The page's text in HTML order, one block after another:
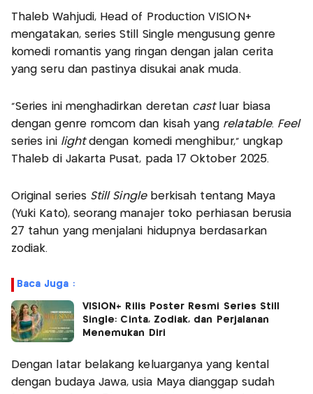
Thaleb Wahjudi, Head of Production VISION+
mengatakan, series Still Single mengusung genre
komedi romantis yang ringan dengan jalan cerita
yang seru dan pastinya disukai anak muda.
“Series ini menghadirkan deretan castluar biasa
dengan genre romcom dan kisah yang relatable. Feel
series ini lightdengan komedi menghibur,” ungkap
Thaleb di Jakarta Pusat, pada 17 Oktober 2025.
Original series Still Singleberkisah tentang Maya
(Yuki Kato), seorang manajer toko perhiasan berusia
27 tahun yang menjalani hidupnya berdasarkan
zodiak.
Baca Juga :
VISION+ Rilis Poster Resmi Series Still
Single: Cinta, Zodiak, dan Perjalanan
Menemukan Diri
Dengan latar belakang keluarganya yang kental
dengan budaya Jawa, usia Maya dianggap sudah